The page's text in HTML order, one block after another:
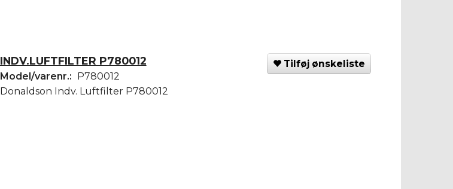
INDV.LUFTFILTER P780012
Model/varenr.:
P780012
Donaldson Indv. Luftfilter P780012
Tilføj ønskeliste